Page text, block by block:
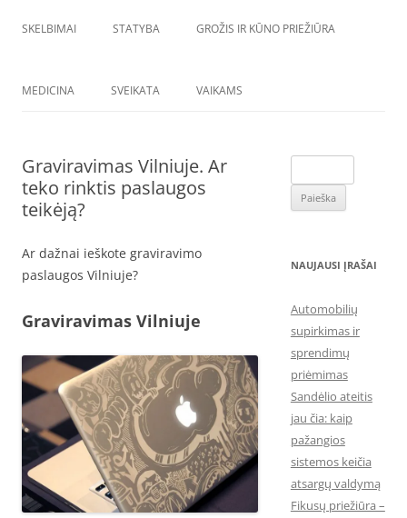
SKELBIMAI STATYBA GROŽIS IR KŪNO PRIEŽIŪRA
MEDICINA SVEIKATA VAIKAMS
Graviravimas Vilniuje. Ar
teko rinktis paslaugos
teikėją?
Ar dažnai ieškote graviravimo
paslaugos Vilniuje?
Graviravimas Vilniuje
NAUJAUSI ĮRAŠAI
Automobilių
supirkimas ir
sprendimų
priėmimas
Sandėlio ateitis
jau čia: kaip
pažangios
sistemos keičia
atsargų valdymą
Fikusų priežiūra –